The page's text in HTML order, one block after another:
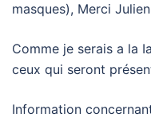
masques), Merci
Comme je serais a la
ceux qui seront
Information